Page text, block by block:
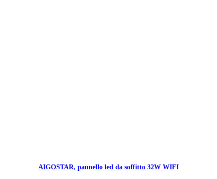
AIGOSTAR, pannello led da soffitto 32W WIFI